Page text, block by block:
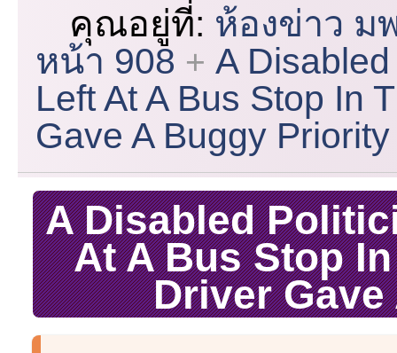
คุณอยู่ที่: ห้องข่าว ม
หน้า 908
A
Left At A Bus Stop In
Gave A Buggy Priority
A Disabled
At A Bus Stop
Driver